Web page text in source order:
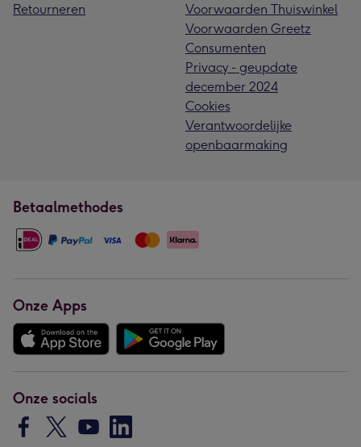
Retourneren
Voorwaarden Thuiswinkel
Voorwaarden Greetz
Consumenten
Privacy - geupdate
december 2024
Cookies
Verantwoordelijke
openbaarmaking
Betaalmethodes
Onze Apps
Onze socials